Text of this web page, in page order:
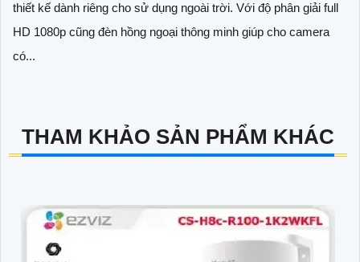
thiết kế dành riêng cho sử dụng ngoài trời. Với độ phân giải full
HD 1080p cũng đèn hồng ngoại thông minh giúp cho camera
có...
THAM KHẢO SẢN PHẨM KHÁC